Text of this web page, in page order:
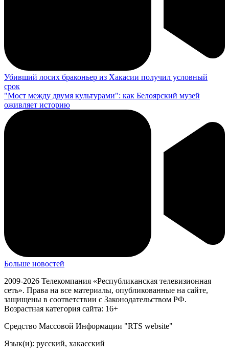
Убивший лосих браконьер из Хакасии получил условный
срок
"Мост между двумя культурами": как Белоярский музей
оживляет историю
Больше новостей
2009-2026 Телекомпания «Республиканская телевизионная
сеть». Права на все материалы, опубликованные на сайте,
защищены в соответствии с Законодательством РФ.
Возрастная категория сайта: 16+
Средство Массовой Информации "RTS website"
Язык(и): русский, хакасский